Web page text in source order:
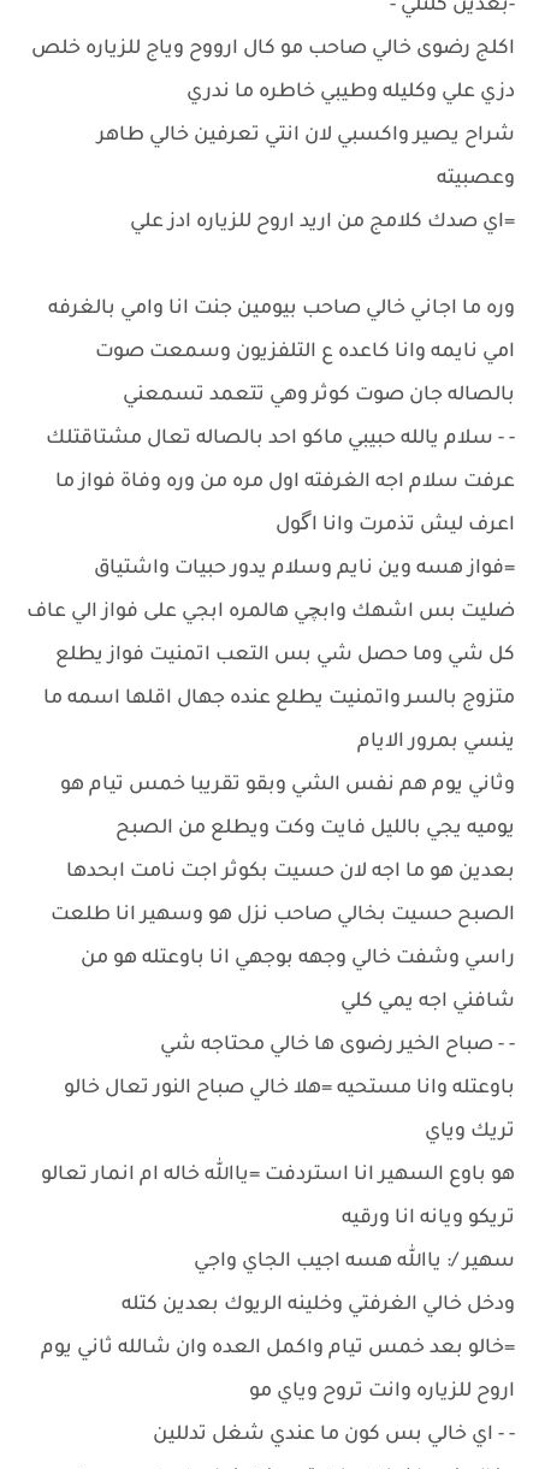
-بعدين كلتلي -
اكلج رضوى خالي صاحب مو كال ارووح وياج للزياره خلص
دزي علي وكليله وطيبي خاطره ما ندري
شراح يصير واكسبي لان انتي تعرفين خالي طاهر
وعصبيته
=اي صدك كلامج من اريد اروح للزياره ادز علي
وره ما اجاني خالي صاحب بيومين جنت انا وامي بالغرفه
امي نايمه وانا كاعده ع التلفزيون وسمعت صوت
بالصاله جان صوت كوثر وهي تتعمد تسمعني
- - سلام يالله حبيبي ماكو احد بالصاله تعال مشتاقتلك
عرفت سلام اجه الغرفته اول مره من وره وفاة فواز ما
اعرف ليش تذمرت وانا اگول
=فواز هسه وين نايم وسلام يدور حبيات واشتياق
ضليت بس اشهك وابچي هالمره ابجي على فواز الي عاف
كل شي وما حصل شي بس التعب اتمنيت فواز يطلع
متزوج بالسر واتمنيت يطلع عنده جهال اقلها اسمه ما
ينسي بمرور الايام
وثاني يوم هم نفس الشي وبقو تقريبا خمس تيام هو
يوميه يجي بالليل فايت وكت ويطلع من الصبح
بعدين هو ما اجه لان حسيت بكوثر اجت نامت ابحدها
الصبح حسيت بخالي صاحب نزل هو وسهير انا طلعت
راسي وشفت خالي وجهه بوجهي انا باوعتله هو من
شافني اجه يمي كلي
- - صباح الخير رضوى ها خالي محتاجه شي
باوعتله وانا مستحيه =هلا خالي صباح النور تعال خالو
تريك وياي
هو باوع السهير انا استردفت =ياالله خاله ام انمار تعالو
تريكو ويانه انا ورقيه
سهير /: ياالله هسه اجيب الجاي واجي
ودخل خالي الغرفتي وخلينه الريوك بعدين كتله
=خالو بعد خمس تيام واكمل العده وان شالله ثاني يوم
اروح للزياره وانت تروح وياي مو
- - اي خالي بس كون ما عندي شغل تدللين